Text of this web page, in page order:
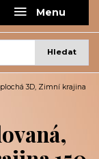
Menu
Hledat
3D, Zimní krajina